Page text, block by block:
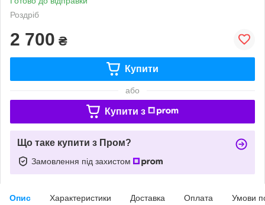
Роздріб
2 700 ₴
Купити
або
Купити з
Що таке купити з Пром?
Замовлення під захистом
Опис Характеристики Доставка Оплата Умови